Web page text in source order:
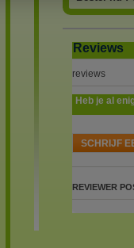
Reviews
reviews
Heb je al
SCHRIJF
REVIEWER